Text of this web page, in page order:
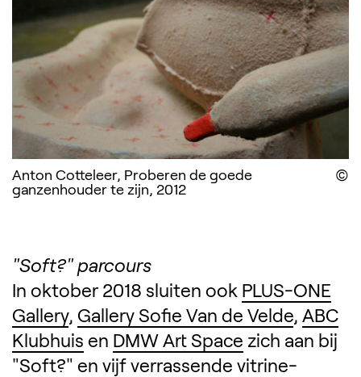
Anton Cotteleer, Proberen de goede
ganzenhouder te zijn, 2012
"Soft?" parcours
In oktober 2018 sluiten ook PLUS-ONE
Gallery, Gallery Sofie Van de Velde, ABC
Klubhuis en DMW Art Space zich aan bij
"Soft?" en vijf verrassende vitrine-